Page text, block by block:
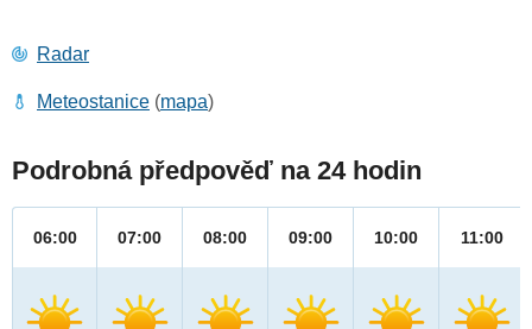
Radar
Meteostanice (mapa)
Podrobná předpověď na 24 hodin
06:00 07:00 08:00 09:00 10:00 11:00